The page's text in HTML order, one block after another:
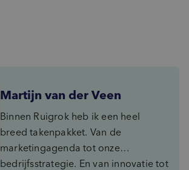
Martijn van der Veen
Binnen Ruigrok heb ik een heel
breed takenpakket. Van de
marketingagenda tot onze
bedrijfsstrategie. En van innovatie tot